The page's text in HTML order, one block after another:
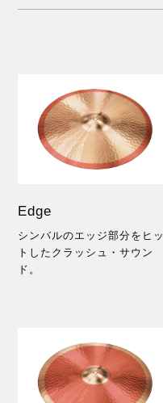
Edge
シンバルのエッジ部分をヒッ
トしたクラッシュ・サウン
ド。